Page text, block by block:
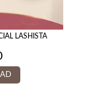
LASHISTA